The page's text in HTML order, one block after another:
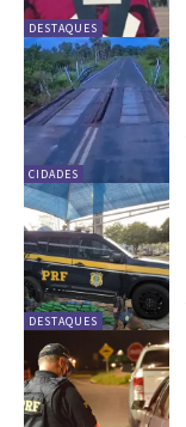
DESTAQUES
CIDADES
DESTAQUES